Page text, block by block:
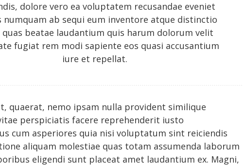
dolore vero ea voluptatem recusandae eveniet
numquam ab sequi eum inventore atque distinctio
quas beatae laudantium quis harum dolorum velit
fugiat rem modi sapiente eos quasi accusantium
iure et repellat.
quaerat, nemo ipsam nulla provident similique
perspiciatis facere reprehenderit iusto
cum asperiores quia nisi voluptatum sint reiciendis
aliquam molestiae quas totam assumenda laborum
eligendi sunt placeat amet laudantium ex. Magni,